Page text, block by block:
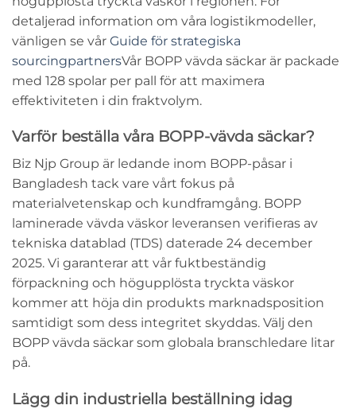
detaljerad information om våra logistikmodeller,
vänligen se vår Guide för strategiska
sourcingpartnersVår BOPP vävda säckar är packade
med 128 spolar per pall för att maximera
effektiviteten i din fraktvolym.
Varför beställa våra BOPP-vävda säckar?
Biz Njp Group är ledande inom BOPP-påsar i
Bangladesh tack vare vårt fokus på
materialvetenskap och kundframgång. BOPP
laminerade vävda väskor leveransen verifieras av
tekniska datablad (TDS) daterade 24 december
2025. Vi garanterar att vår fuktbeständig
förpackning och högupplösta tryckta väskor
kommer att höja din produkts marknadsposition
samtidigt som dess integritet skyddas. Välj den
BOPP vävda säckar som globala branschledare litar
på.
Lägg din industriella beställning idag